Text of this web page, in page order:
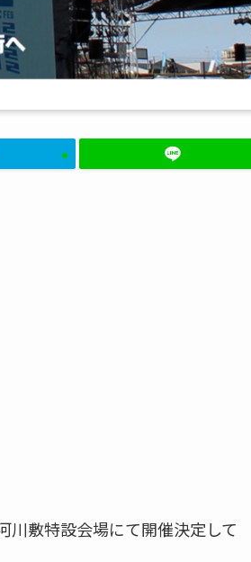
川敷特設会場にて開催決定して